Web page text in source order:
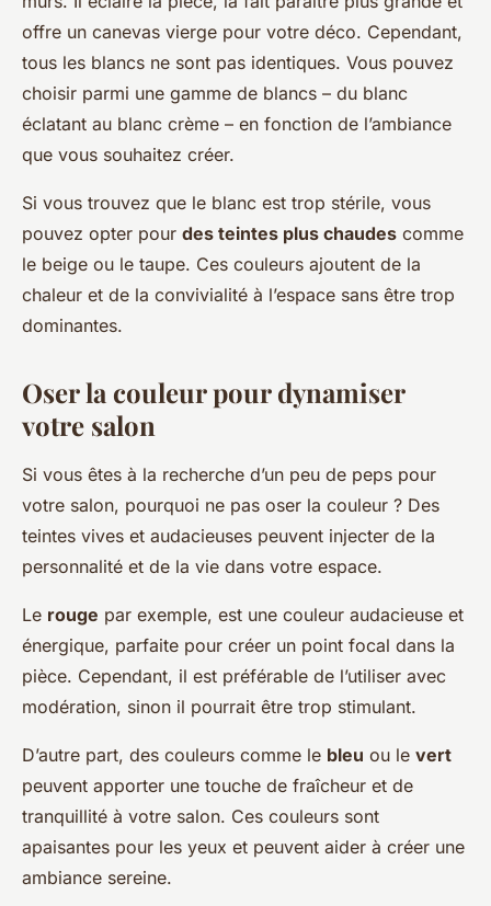
offre un canevas vierge pour votre déco. Cependant,
tous les blancs ne sont pas identiques. Vous pouvez
choisir parmi une gamme de blancs – du blanc
éclatant au blanc crème – en fonction de l’ambiance
que vous souhaitez créer.
Si vous trouvez que le blanc est trop stérile, vous
pouvez opter pour des teintes plus chaudes comme
le beige ou le taupe. Ces couleurs ajoutent de la
chaleur et de la convivialité à l’espace sans être trop
dominantes.
Oser la couleur pour dynamiser
votre salon
Si vous êtes à la recherche d’un peu de peps pour
votre salon, pourquoi ne pas oser la couleur ? Des
teintes vives et audacieuses peuvent injecter de la
personnalité et de la vie dans votre espace.
Le rouge par exemple, est une couleur audacieuse et
énergique, parfaite pour créer un point focal dans la
pièce. Cependant, il est préférable de l’utiliser avec
modération, sinon il pourrait être trop stimulant.
D’autre part, des couleurs comme le bleu ou le vert
peuvent apporter une touche de fraîcheur et de
tranquillité à votre salon. Ces couleurs sont
apaisantes pour les yeux et peuvent aider à créer une
ambiance sereine.